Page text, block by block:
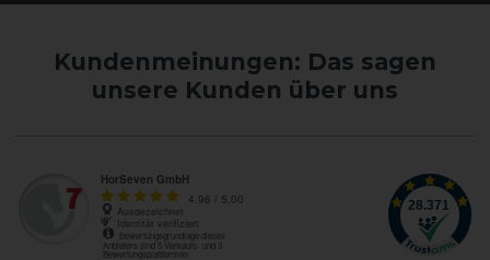
Kundenmeinungen: Das sagen
unsere Kunden über uns